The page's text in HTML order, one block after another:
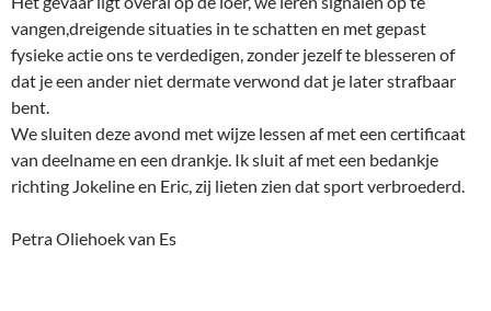
vangen,dreigende situaties in te schatten en met gepast
fysieke actie ons te verdedigen, zonder jezelf te blesseren of
dat je een ander niet dermate verwond dat je later strafbaar
bent.
We sluiten deze avond met wijze lessen af met een certificaat
van deelname en een drankje. Ik sluit af met een bedankje
richting Jokeline en Eric, zij lieten zien dat sport verbroederd.
Petra Oliehoek van Es